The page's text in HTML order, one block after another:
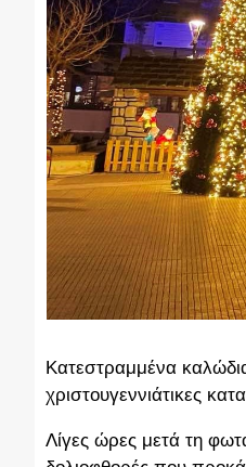
Κατεστραμμένα
χριστουγεννιάτικες
Λίγες ώρες μετά τη